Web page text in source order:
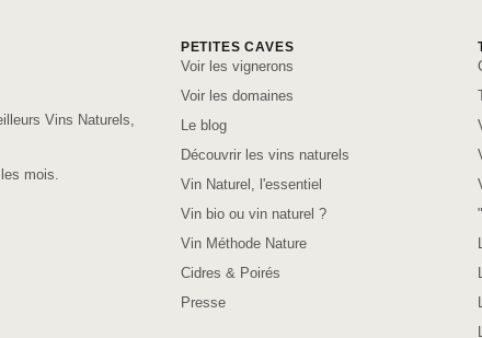
Vins Naturels,
mois.
PETITES CAVES
Voir les vignerons
Voir les domaines
Le blog
Découvrir les vins naturels
Vin Naturel, l'essentiel
Vin bio ou vin naturel ?
Vin Méthode Nature
Cidres & Poirés
Presse